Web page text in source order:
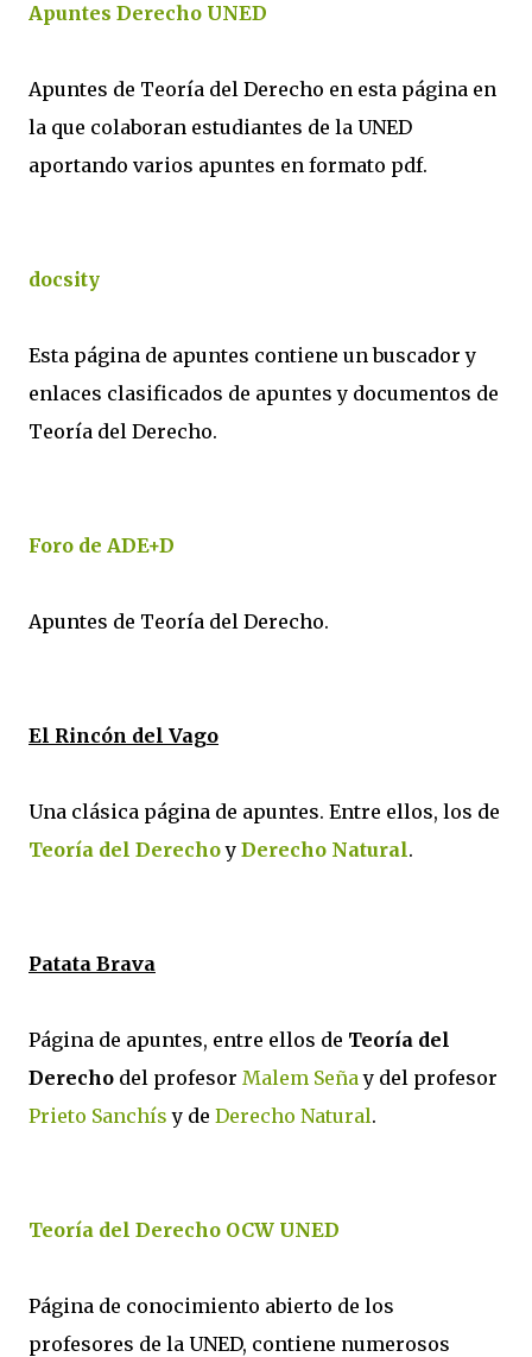
Apuntes Derecho UNED
Apuntes de Teoría del Derecho en esta página en
la que colaboran estudiantes de la UNED
aportando varios apuntes en formato pdf.
docsity
Esta página de apuntes contiene un buscador y
enlaces clasificados de apuntes y documentos de
Teoría del Derecho.
Foro de ADE+D
Apuntes de Teoría del Derecho.
El Rincón del Vago
Una clásica página de apuntes. Entre ellos, los de
Teoría del Derechoy Derecho Natural.
Patata Brava
Página de apuntes, entre ellos de Teoría del
Derecho del profesor Malem Señay del profesor
Prieto Sanchís y de Derecho Natural.
Teoría del Derecho OCW UNED
Página de conocimiento abierto de los
profesores de la UNED, contiene numerosos